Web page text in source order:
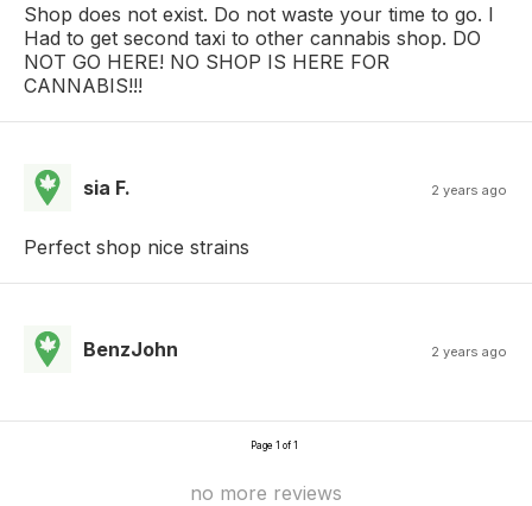
Shop does not exist. Do not waste your time to go. I
Had to get second taxi to other cannabis shop. DO
NOT GO HERE! NO SHOP IS HERE FOR
CANNABIS!!!
sia F. 2 years ago
Perfect shop nice strains
BenzJohn 2 years ago
Page 1 of 1
no more reviews